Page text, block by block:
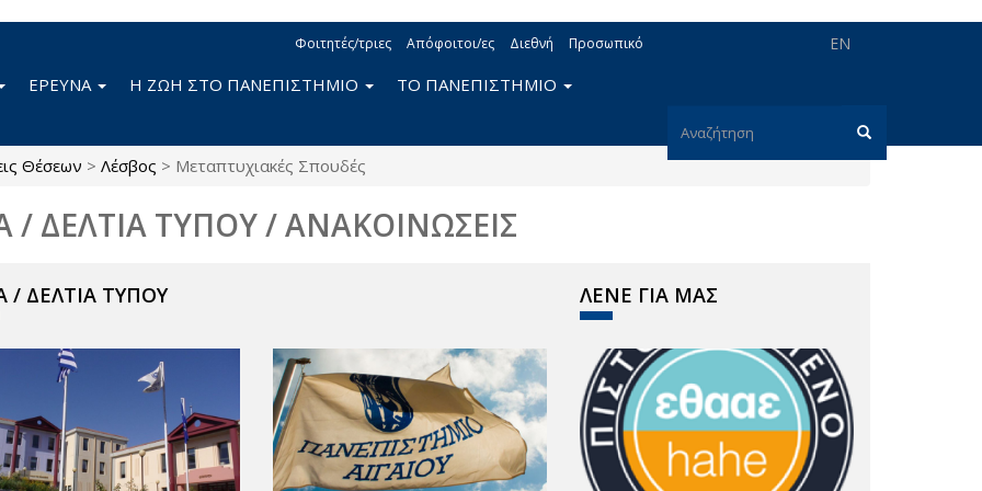
EN
Φοιτητές/τριες Απόφοιτοι/ες Διεθνή Προσωπικό
Φόρμα
ΕΡΕΥΝΑ Η ΖΩΗ ΣΤΟ ΠΑΝΕΠΙΣΤΗΜΙΟ ΤΟ ΠΑΝΕΠΙΣΤΗΜΙΟ
Θέσεων > Λέσβος > Μεταπτυχιακές Σπουδές
/ ΔΕΛΤΙΑ ΤΥΠΟΥ / ΑΝΑΚΟΙΝΩΣΕΙΣ
/ ΔΕΛΤΙΑ ΤΥΠΟΥ ΛΕΝΕ ΓΙΑ ΜΑΣ